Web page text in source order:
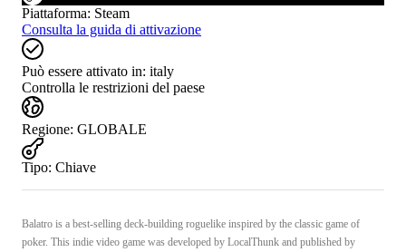
Piattaforma: Steam
Consulta la guida di attivazione
Può essere attivato in: italy
Controlla le restrizioni del paese
Regione: GLOBALE
Tipo: Chiave
Balatro is a best-selling deck-building roguelike inspired by the classic game of
poker. This indie video game was developed by LocalThunk and published by